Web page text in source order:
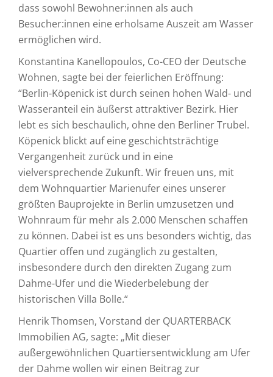
dass sowohl Bewohner:innen als auch
Besucher:innen eine erholsame Auszeit am Wasser
ermöglichen wird.
Konstantina Kanellopoulos, Co-CEO der Deutsche
Wohnen, sagte bei der feierlichen Eröffnung:
“Berlin-Köpenick ist durch seinen hohen Wald- und
Wasseranteil ein äußerst attraktiver Bezirk. Hier
lebt es sich beschaulich, ohne den Berliner Trubel.
Köpenick blickt auf eine geschichtsträchtige
Vergangenheit zurück und in eine
vielversprechende Zukunft. Wir freuen uns, mit
dem Wohnquartier Marienufer eines unserer
größten Bauprojekte in Berlin umzusetzen und
Wohnraum für mehr als 2.000 Menschen schaffen
zu können. Dabei ist es uns besonders wichtig, das
Quartier offen und zugänglich zu gestalten,
insbesondere durch den direkten Zugang zum
Dahme-Ufer und die Wiederbelebung der
historischen Villa Bolle.“
Henrik Thomsen, Vorstand der QUARTERBACK
Immobilien AG, sagte: „Mit dieser
außergewöhnlichen Quartiersentwicklung am Ufer
der Dahme wollen wir einen Beitrag zur